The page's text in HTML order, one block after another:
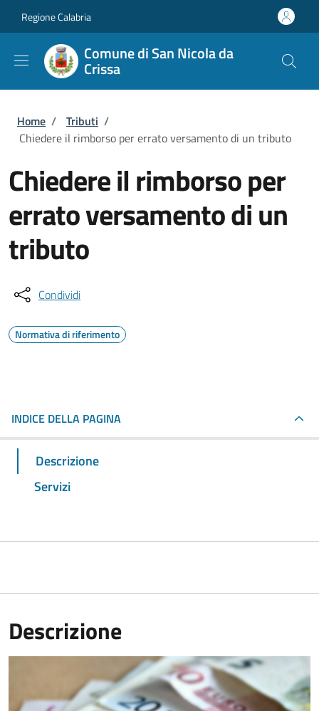
Regione Calabria
Comune di San Nicola da
Crissa
Briciole di pane
Home / Tributi /
Chiedere il rimborso per errato versamento di un tributo
Chiedere il rimborso per
errato versamento di un
tributo
Condividi
Normativa di riferimento
INDICE DELLA PAGINA
Descrizione
Servizi
Descrizione